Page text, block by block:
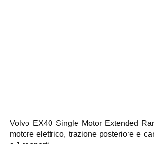
Volvo EX40 Single Motor Extended
motore elettrico, trazione posteriore e